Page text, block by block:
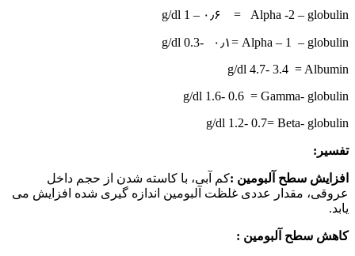
g/dl 1 – ۰٫۶ = Alpha -2 – globulin
g/dl 0.3- ۰٫۱= Alpha – 1 – globulin
g/dl 4.7- 3.4 = Albumin
g/dl 1.6- 0.6 = Gamma- globulin
g/dl 1.2- 0.7= Beta- globulin
تفسیر:
افزایش سطح آلبومین :کم آبی، با کاسته شدن از حجم داخل
عروقی، مقدار عددی غلظت آلبومین اندازه گیری شده افزایش می
یابد.
کاهش سطح آلبومین :